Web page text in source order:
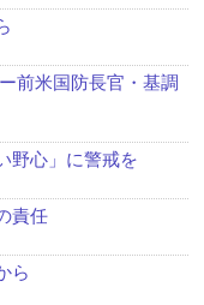
前米国防長官・基調
野心」に警戒を
責任
ら